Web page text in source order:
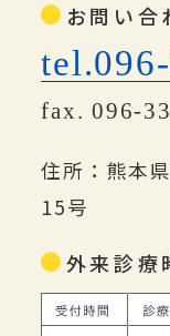
お問い合
fax. 096-
住所：熊本
15号
外来診療